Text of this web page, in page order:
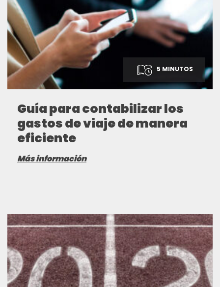
5 MINUTOS
Guía para contabilizar los
gastos de viaje de manera
eficiente
Más información